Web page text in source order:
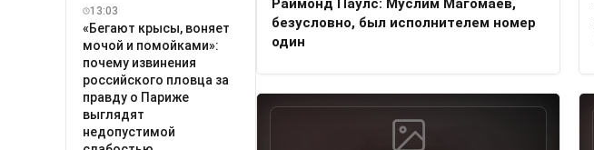
13:03
«Бегают крысы, воняет
мочой и помойками»:
почему извинения
российского пловца за
правду о Париже
выглядят
недопустимой
Раймонд Паулс: Муслим Магомаев,
безусловно, был исполнителем номер
один